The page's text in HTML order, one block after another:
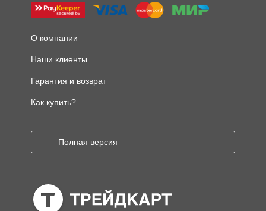
О компании
Наши клиенты
Гарантия и возврат
Как купить?
Полная версия